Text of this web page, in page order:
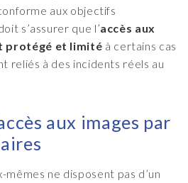
aux objectifs
s’assurer que l’accès aux
protégé et limité à certains cas
reliés à des incidents réels au
aux images par
ne disposent pas d’un